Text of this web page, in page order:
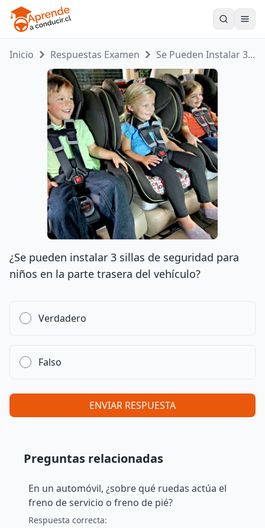
Inicio Respuestas Examen Se Pueden Instalar 3...
¿Se pueden instalar 3 sillas de seguridad para
niños en la parte trasera del vehículo?
Verdadero
Falso
ENVIAR RESPUESTA
Preguntas relacionadas
En un automóvil, ¿sobre qué ruedas actúa el
freno de servicio o freno de pié?
Respuesta correcta: